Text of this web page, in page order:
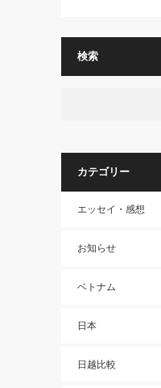
検索
カテゴリー
エッセイ・感想
お知らせ
ベトナム
日本
日越比較